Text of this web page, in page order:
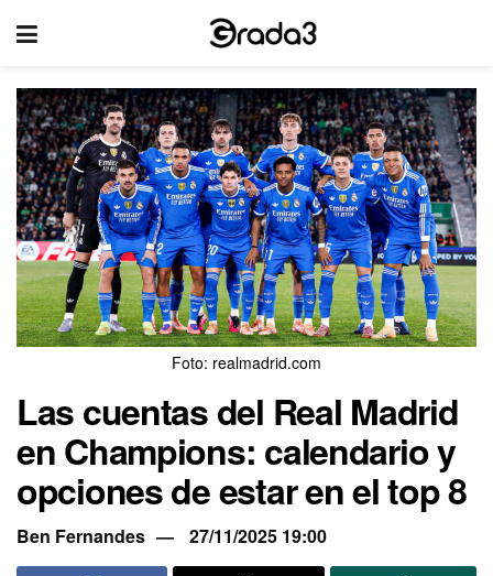
Foto: realmadrid.com
Las cuentas del Real Madrid
en Champions: calendario y
opciones de estar en el top 8
Ben Fernandes 27/11/2025 19:00